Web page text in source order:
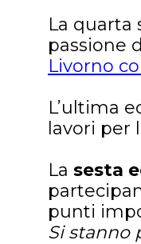
La quarta
passione
Livorno
L’ultima
lavori per
La sesta
punti
Si stanno